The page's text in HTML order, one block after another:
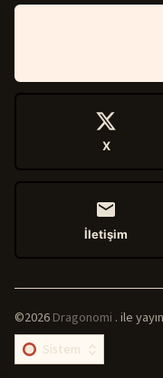
X
İletişim
©2026Dragonomi .ile